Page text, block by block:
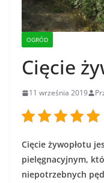
OGRÓD
Cięcie
11 września 2019
Cięcie żywopłotu
pielęgnacyjnym,
niepotrzebnych